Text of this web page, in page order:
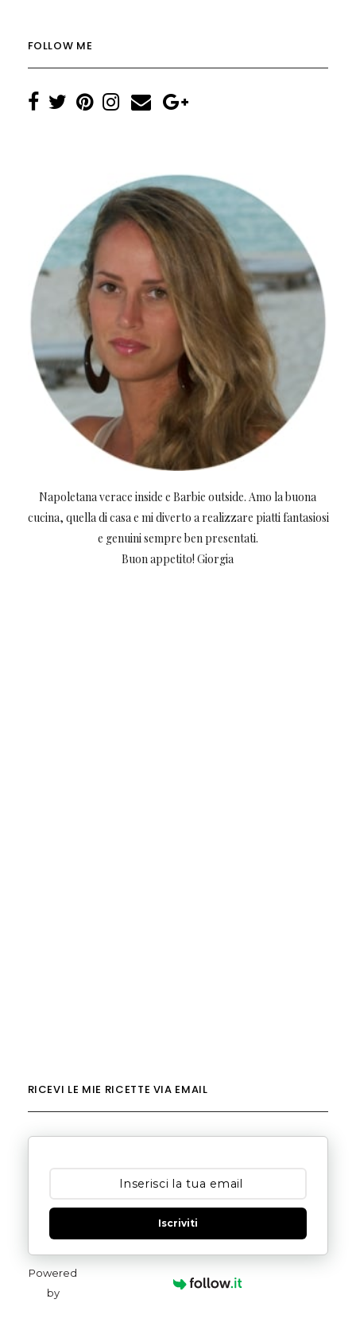
FOLLOW ME
Napoletana verace inside e Barbie outside. Amo la buona
cucina, quella di casa e mi diverto a realizzare piatti fantasiosi
e genuini sempre ben presentati.
Buon appetito! Giorgia
RICEVI LE MIE RICETTE VIA EMAIL
Iscriviti
Powered
by